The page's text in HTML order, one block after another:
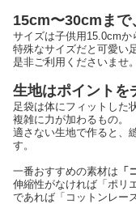
15cm〜30cmまで
サイズは子供用15.0cmか
特殊なサイズだと可愛い
是非ご利用くださいませ。
生地はポイントを
足袋は体にフィットした
複雑に力が加わるもの。
適さない生地で作ると、
す。
一番おすすめの素材は 「
伸縮性がなければ「ポリ
であれば「コットンレー